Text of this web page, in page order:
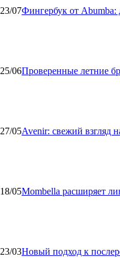
23/07Фингербук от
25/06Проверенные летние
27/05Avenir: свежий взгляд
18/05Mombella расширяет
23/03Новый подход к